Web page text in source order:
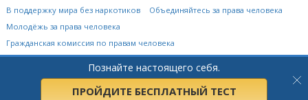
Познайте настоящего себя.
ПРОЙДИТЕ БЕСПЛАТНЫЙ ТЕСТ
В поддержку мира без наркотиков
Объединяйтесь за права человека
Молодёжь за права человека
Гражданская комиссия по правам человека
Международная Церковь Саентологии.Все права защищены.
Политика конфиденциальности•Политика в отношении cookie-файлов
Условия пользования сайтом•Правовые положения